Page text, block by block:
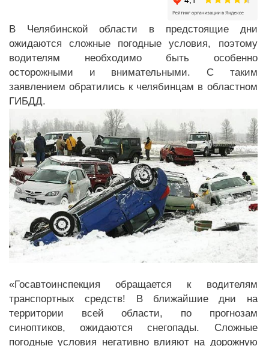
В Челябинской области в предстоящие дни
ожидаются сложные погодные условия, поэтому
водителям необходимо быть особенно
осторожными и внимательными. С таким
заявлением обратились к челябинцам в областном
ГИБДД.
«Госавтоинспекция обращается к водителям
транспортных средств! В ближайшие дни на
территории всей области, по прогнозам
синоптиков, ожидаются снегопады. Сложные
погодные условия негативно влияют на дорожную